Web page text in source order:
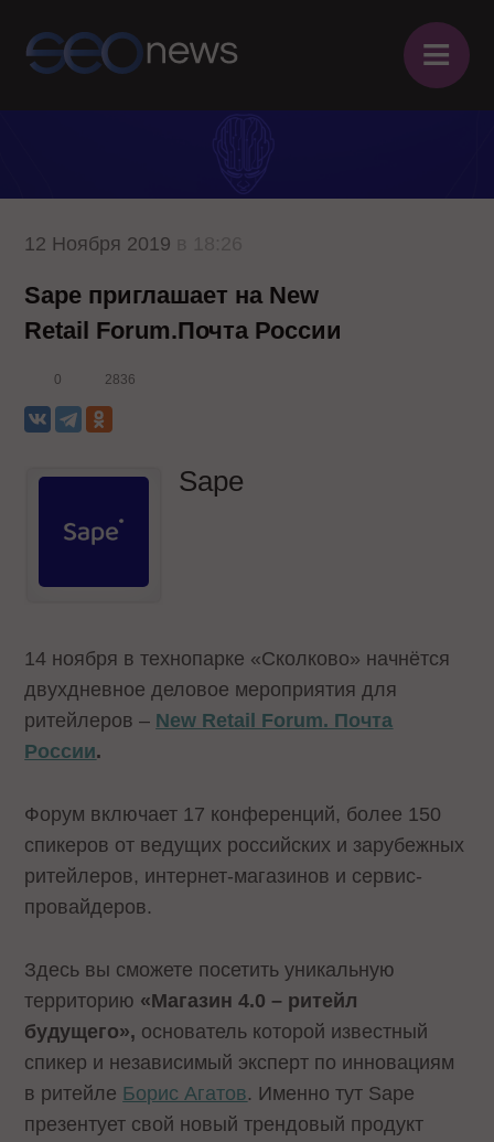
≡
12 Ноября 2019
Sape приглашает на New
Retail Forum.Почта России
0 2836
Sape
14 ноября в технопарке «Сколково» начнётся
двухдневное деловое мероприятия для
ритейлеров – New Retail Forum. Почта
России.
Форум включает 17 конференций, более 150
спикеров от ведущих российских и зарубежных
ритейлеров, интернет-магазинов и сервис-
провайдеров.
Здесь вы сможете посетить уникальную
территорию «Магазин 4.0 – ритейл
будущего», основатель которой известный
спикер и независимый эксперт по инновациям
в ритейле Борис Агатов. Именно тут Sape
презентует свой новый трендовый продукт